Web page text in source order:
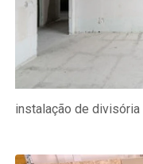
instalação de